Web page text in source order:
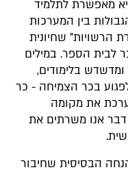
מאפשרת לתלמיד
בין המערכות
הרשויות" שחיונית
לבית הספר. במילים
בלימודים,
בכר הצמיחה - כר
את מקומה
אנו משרתים את
הבסיסית שחיבור